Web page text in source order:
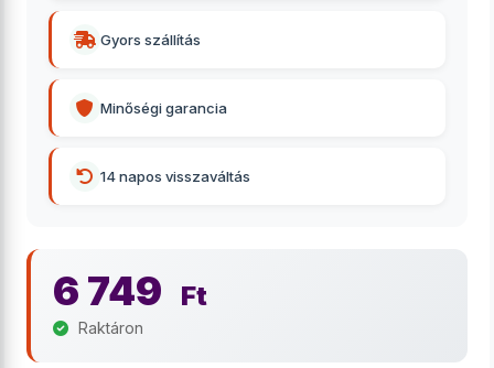
Gyors szállítás
Minőségi garancia
14 napos visszaváltás
6 749 Ft
Raktáron